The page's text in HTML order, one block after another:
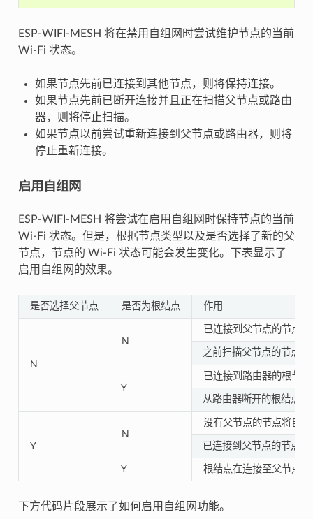
ESP-WIFI-MESH 将在禁用自组网时尝试维护节点的当前
Wi-Fi 状态。
如果节点先前已连接到其他节点，则将保持连接。
如果节点先前已断开连接并且正在扫描父节点或路由
器，则将停止扫描。
如果节点以前尝试重新连接到父节点或路由器，则将
停止重新连接。
启用自组网
ESP-WIFI-MESH 将尝试在启用自组网时保持节点的当前
Wi-Fi 状态。但是，根据节点类型以及是否选择了新的父
节点，节点的 Wi-Fi 状态可能会发生变化。下表显示了
启用自组网的效果。
是否选择父节点 是否为根结点 作用
N
N
已连接到父节点的节点
之前扫描父节点的节点
Y
已连接到路由器的根节
从路由器断开的根结点
Y
N
没有父节点的节点将自
已连接到父节点的节点
Y 根结点在连接至父节点
下方代码片段展示了如何启用自组网功能。